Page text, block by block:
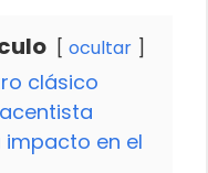
ocultar
clásico
impacto en el